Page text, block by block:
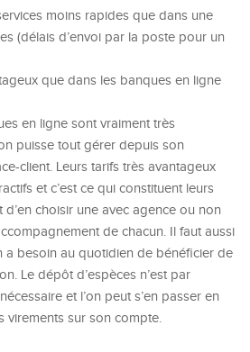
moins rapides que dans une
(délais d’envoi par la poste pour un
que dans les banques en ligne
en ligne sont vraiment très
puisse tout gérer depuis son
client. Leurs tarifs très avantageux
et c’est ce qui constituent leurs
d’en choisir une avec agence ou non
de chacun. Il faut aussi
a besoin au quotidien de bénéficier de
Le dépôt d’espèces n’est par
et l’on peut s’en passer en
virements sur son compte.